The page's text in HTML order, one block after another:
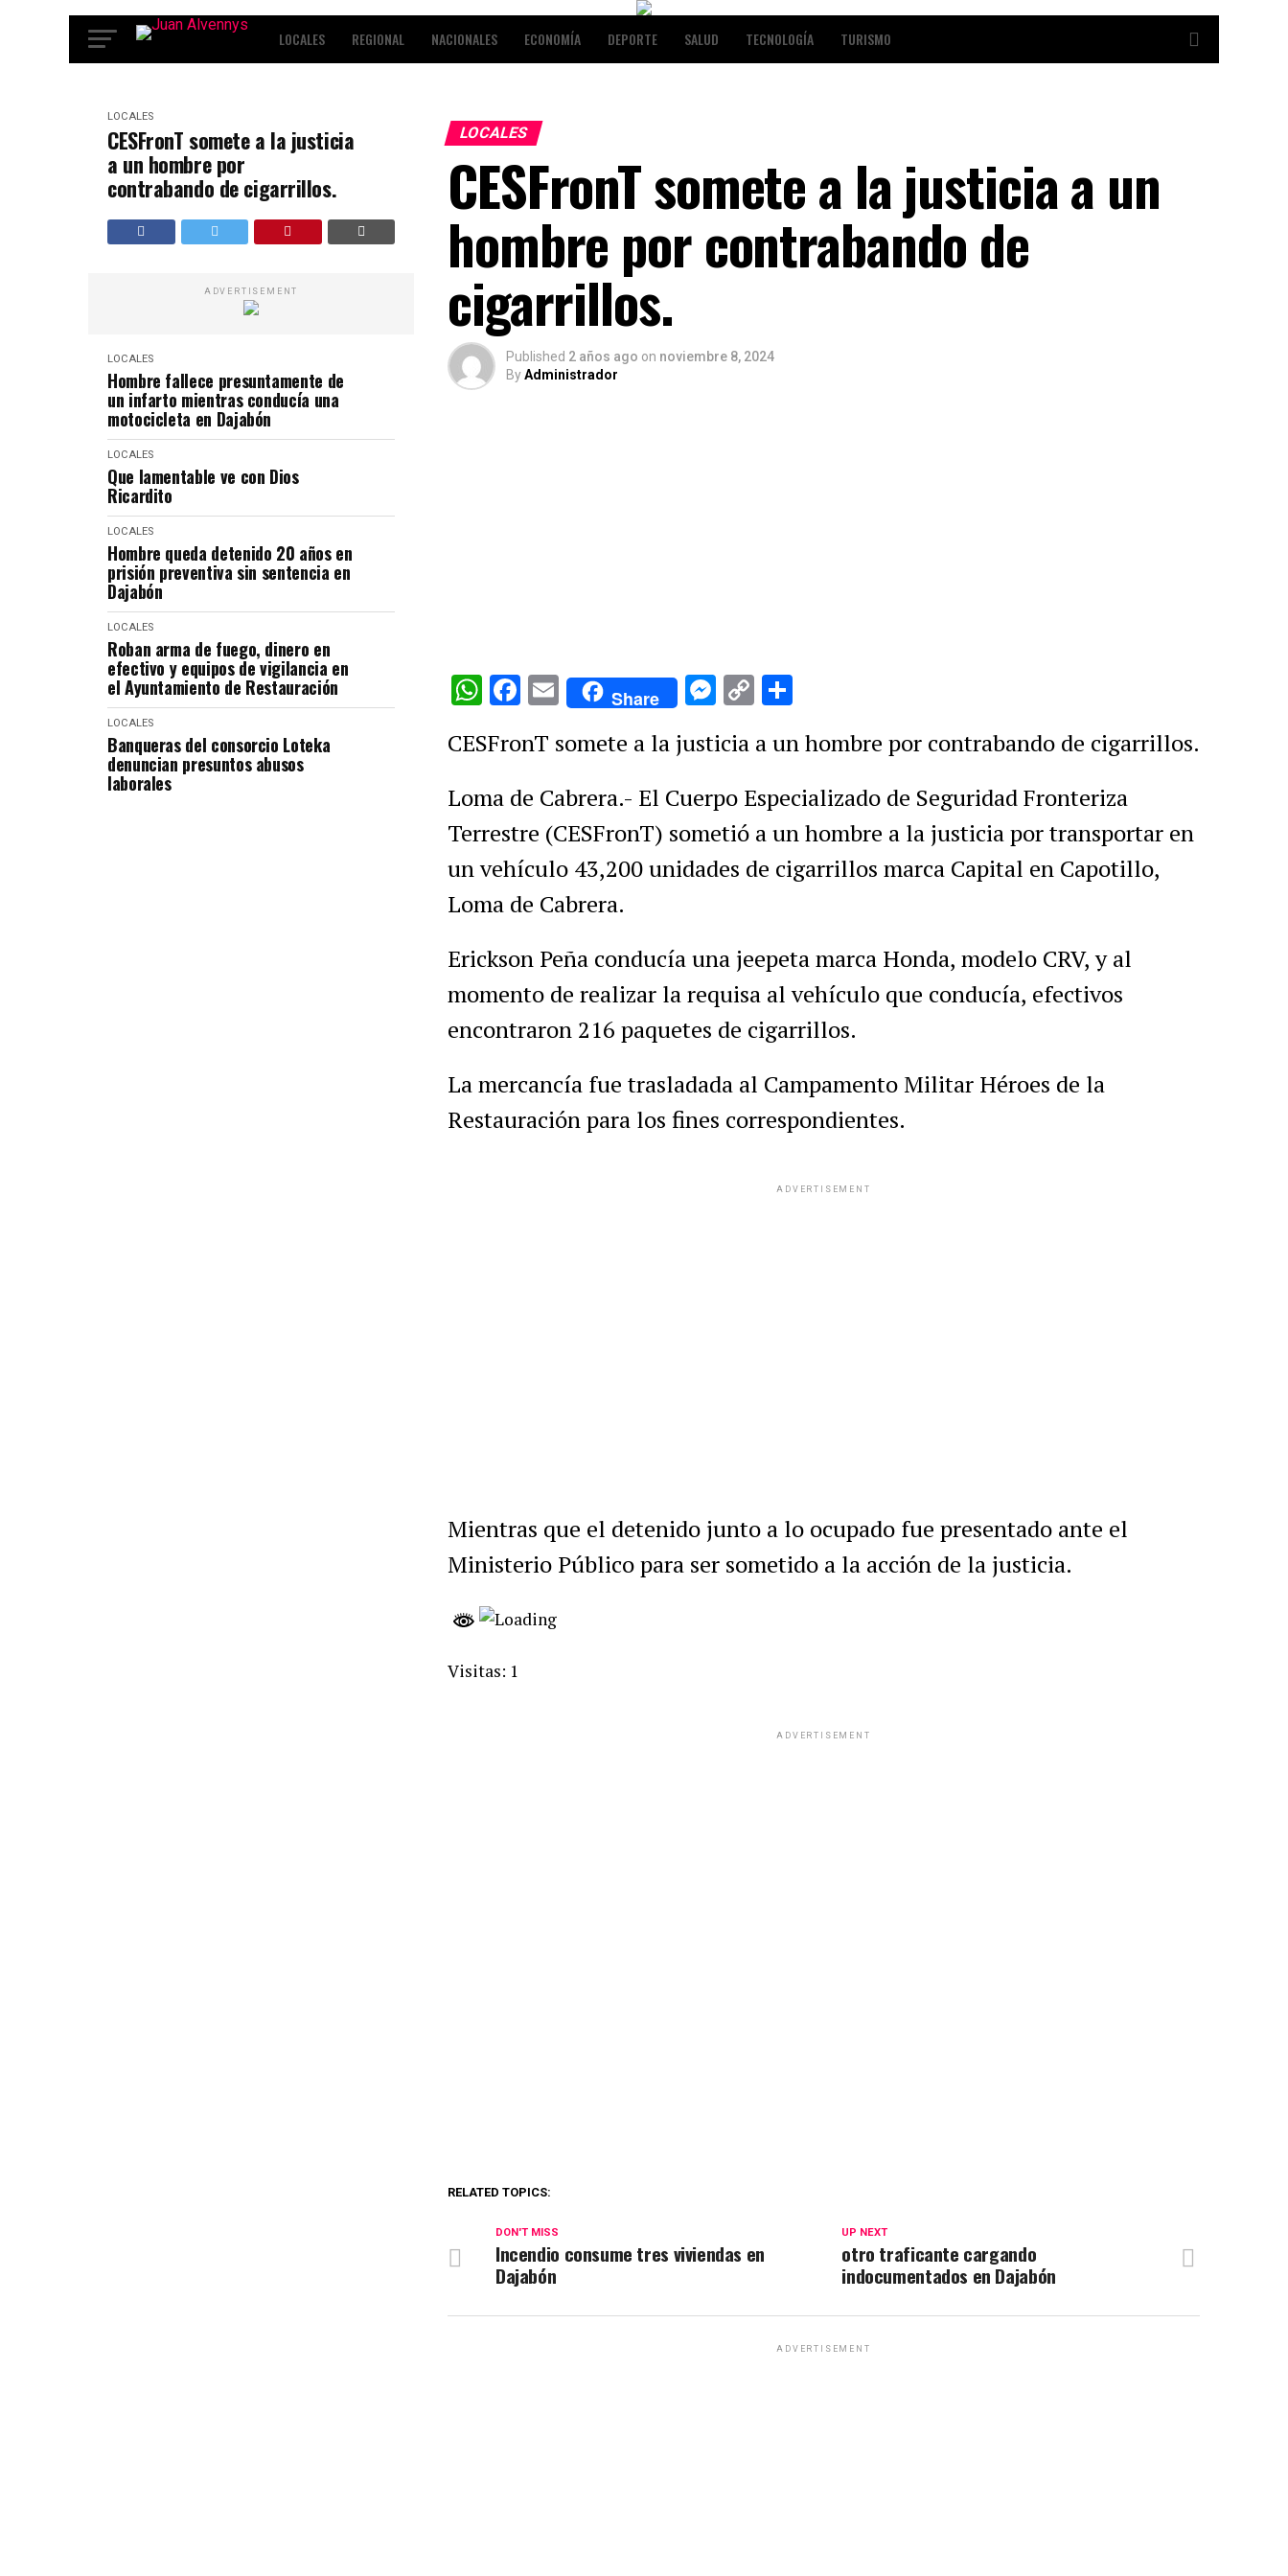
LOCALES REGIONAL NACIONALES ECONOMÍA DEPORTE SALUD TECNOLOGÍA TURISMO
LOCALES
CESFronT somete a la justicia
a un hombre por
contrabando de cigarrillos.
ADVERTISEMENT
LOCALES
Hombre fallece presuntamente de
un infarto mientras conducía una
motocicleta en Dajabón
LOCALES
Que lamentable ve con Dios
Ricardito
LOCALES
Hombre queda detenido 20 años en
prisión preventiva sin sentencia en
Dajabón
LOCALES
Roban arma de fuego, dinero en
efectivo y equipos de vigilancia en
el Ayuntamiento de Restauración
LOCALES
Banqueras del consorcio Loteka
denuncian presuntos abusos
laborales
LOCALES
CESFronT somete a la justicia a un
hombre por contrabando de
cigarrillos.
Published 2 años ago on noviembre 8, 2024
ByAdministrador
WhatsApp
Facebook
EmailShare Messenger
Copy
CESFronT somete a la justicia a un hombre por contrabando de cigarrillos.
Loma de Cabrera.- El Cuerpo Especializado de Seguridad Fronteriza
Terrestre (CESFronT) sometió a un hombre a la justicia por transportar en
un vehículo 43,200 unidades de cigarrillos marca Capital en Capotillo,
Loma de Cabrera.
Erickson Peña conducía una jeepeta marca Honda, modelo CRV, y al
momento de realizar la requisa al vehículo que conducía, efectivos
encontraron 216 paquetes de cigarrillos.
La mercancía fue trasladada al Campamento Militar Héroes de la
Restauración para los fines correspondientes.
ADVERTISEMENT
Mientras que el detenido junto a lo ocupado fue presentado ante el
Ministerio Público para ser sometido a la acción de la justicia.
Visitas: 1
ADVERTISEMENT
RELATED TOPICS:
UP NEXT
otro traficante cargando
indocumentados en Dajabón
DON'T MISS
Incendio consume tres viviendas en
Dajabón
ADVERTISEMENT